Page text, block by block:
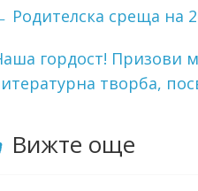
Родителска среща на
гордост! Призови
творба,
Вижте още